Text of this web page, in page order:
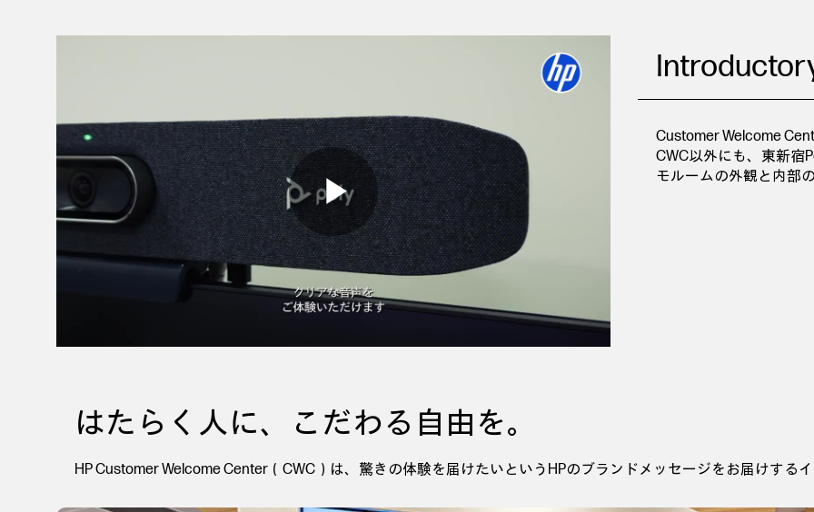
Play
Video
Customer Welcome
CWC以外にも、東新宿
モルームの外観と内部
はたらく人に、こだわる自由を。
HP Customer Welcome Center（CWC）は、驚きの体験を届けたいというHPのブランドメッセージをお届けする